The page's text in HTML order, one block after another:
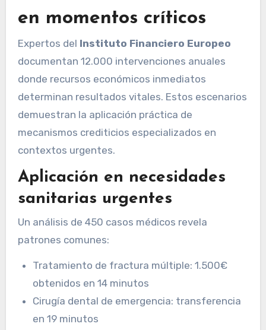
en momentos críticos
Expertos del Instituto Financiero Europeo
documentan 12.000 intervenciones anuales
donde recursos económicos inmediatos
determinan resultados vitales. Estos escenarios
demuestran la aplicación práctica de
mecanismos crediticios especializados en
contextos urgentes.
Aplicación en necesidades
sanitarias urgentes
Un análisis de 450 casos médicos revela
patrones comunes:
Tratamiento de fractura múltiple: 1.500€
obtenidos en 14 minutos
Cirugía dental de emergencia: transferencia
en 19 minutos